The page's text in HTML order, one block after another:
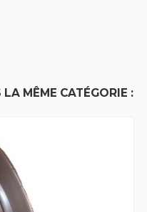
MÊME CATÉGORIE :